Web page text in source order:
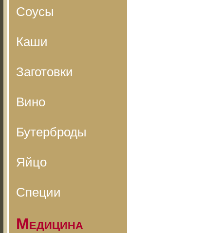
Соусы
Каши
Заготовки
Вино
Бутерброды
Яйцо
Специи
Медицина